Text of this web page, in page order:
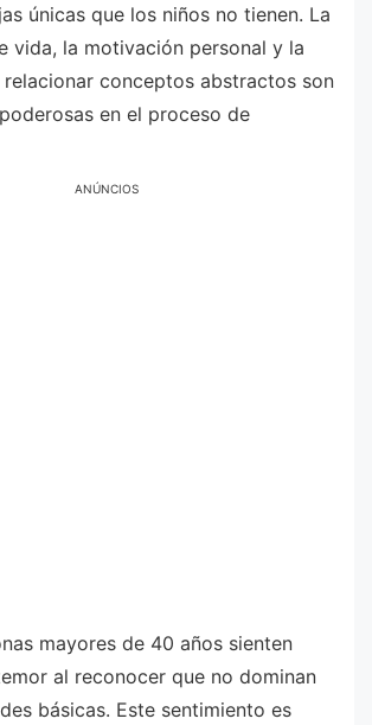
únicas que los niños no tienen. La
vida, la motivación personal y la
conceptos abstractos son
en el proceso de
ANÚNCIOS
mayores de 40 años sienten
al reconocer que no dominan
básicas. Este sentimiento es